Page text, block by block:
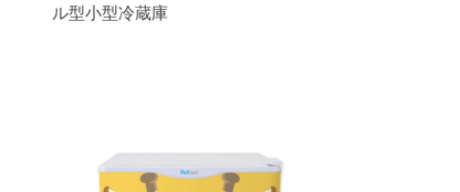
ル型小型冷蔵庫